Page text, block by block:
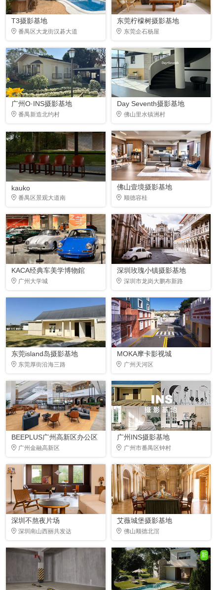
T3摄影基地
番禺区大龙街汉碁大道
东莞柠檬树摄影基地
东莞企石杨屋
广州O·INS摄影基地
番禺新造北约村
Day Seventh摄影基地
佛山里水镇洲村
kauko
番禺区景观大道南
佛山壹境摄影基地
顺德容桂
KACA经典车美学博物錧
广州大学城
深圳玫瑰小镇摄影基地
深圳市龙岗大鹏布新路
东莞island岛摄影基地
东莞厚街沿海三路
MOKA摩卡影视城
广州天河区
BEEPLUS广州高新区办公区
广州金融高新区
广州INS摄影基地
广州市番禺区钟村
深圳不熬夜片场
深圳南山西丽共发达
艾薇城堡摄影基地
佛山顺德北滘
新